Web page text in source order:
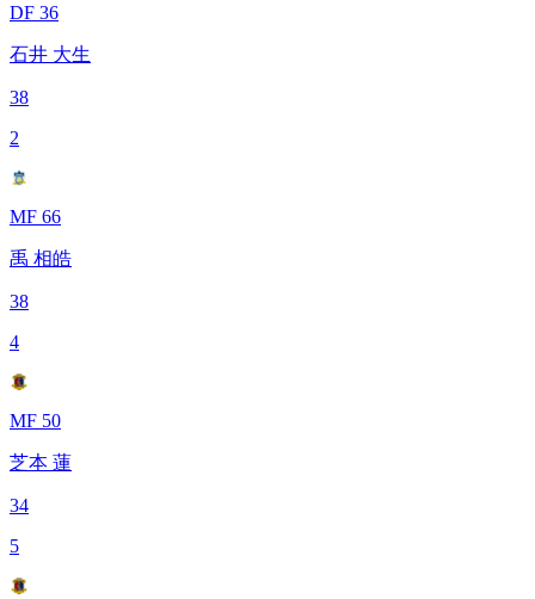
DF 36
石井 大生
38
2
MF 66
禹 相皓
38
4
MF 50
芝本 蓮
34
5